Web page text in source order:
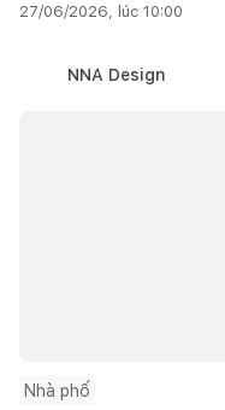
27/06/2026, lúc 10:00
NNA Design
Nhà phố